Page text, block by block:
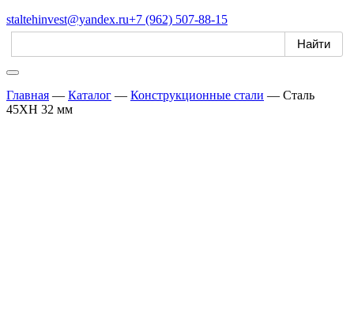
staltehinvest@yandex.ru+7 (962) 507-88-15
Главная — Каталог — Конструкционные стали — Сталь
45ХН 32 мм